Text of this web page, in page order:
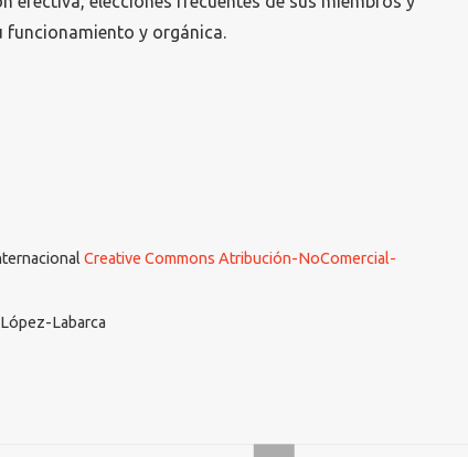
funcionamiento y orgánica.
Creative Commons Atribución-NoComercial-
Labarca